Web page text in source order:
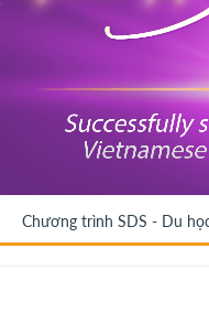
Chương trình SDS - Du